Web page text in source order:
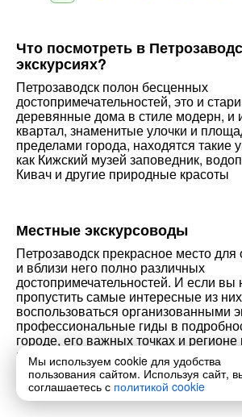
Что посмотреть в
экскурсиях?
Петрозаводск полон бесценных
достопримечательностей, это и
деревянные дома в стиле модерн, и
квартал, знаменитые улочки и
пределами города, находятся такие
как Кижский музей заповедник,
Кивач и другие природные красоты
Местные экскурсоводы
Петрозаводск прекрасное место для
и вблизи него полно различных
достопримечательностей. И если вы
пропустить самые интересные из
воспользоваться организованными
профессиональные гиды в
городе, его важных точках и
найти подходящие, посетите наш
мы собрали самые лучшие и
Мы используем cookie для удобства
пользования сайтом. Используя сайт,
соглашаетесь с политикой cookie